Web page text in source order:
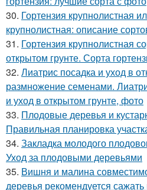
30. Гортензия крупнолистная
крупнолистная: описание
31. Гортензия крупнолистная
открытом грунте. Сорта
32. Лиатрис посадка и уход в
размножение семенами.
и уход в открытом грунте, фото
33. Плодовые деревья и
Правильная планировка
34. Закладка молодого
Уход за плодовыми деревьями
35. Вишня и малина
деревья рекомендуется